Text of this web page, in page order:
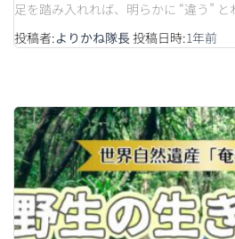
足を踏み入れれば、明らかに “違う” と
投稿者:よりかね隊長投稿日時:1年前